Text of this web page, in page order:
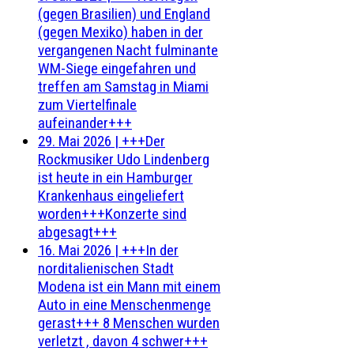
(gegen Brasilien) und England
(gegen Mexiko) haben in der
vergangenen Nacht fulminante
WM-Siege eingefahren und
treffen am Samstag in Miami
zum Viertelfinale
aufeinander+++
29. Mai 2026 | +++Der
Rockmusiker Udo Lindenberg
ist heute in ein Hamburger
Krankenhaus eingeliefert
worden+++Konzerte sind
abgesagt+++
16. Mai 2026 | +++In der
norditalienischen Stadt
Modena ist ein Mann mit einem
Auto in eine Menschenmenge
gerast+++ 8 Menschen wurden
verletzt , davon 4 schwer+++